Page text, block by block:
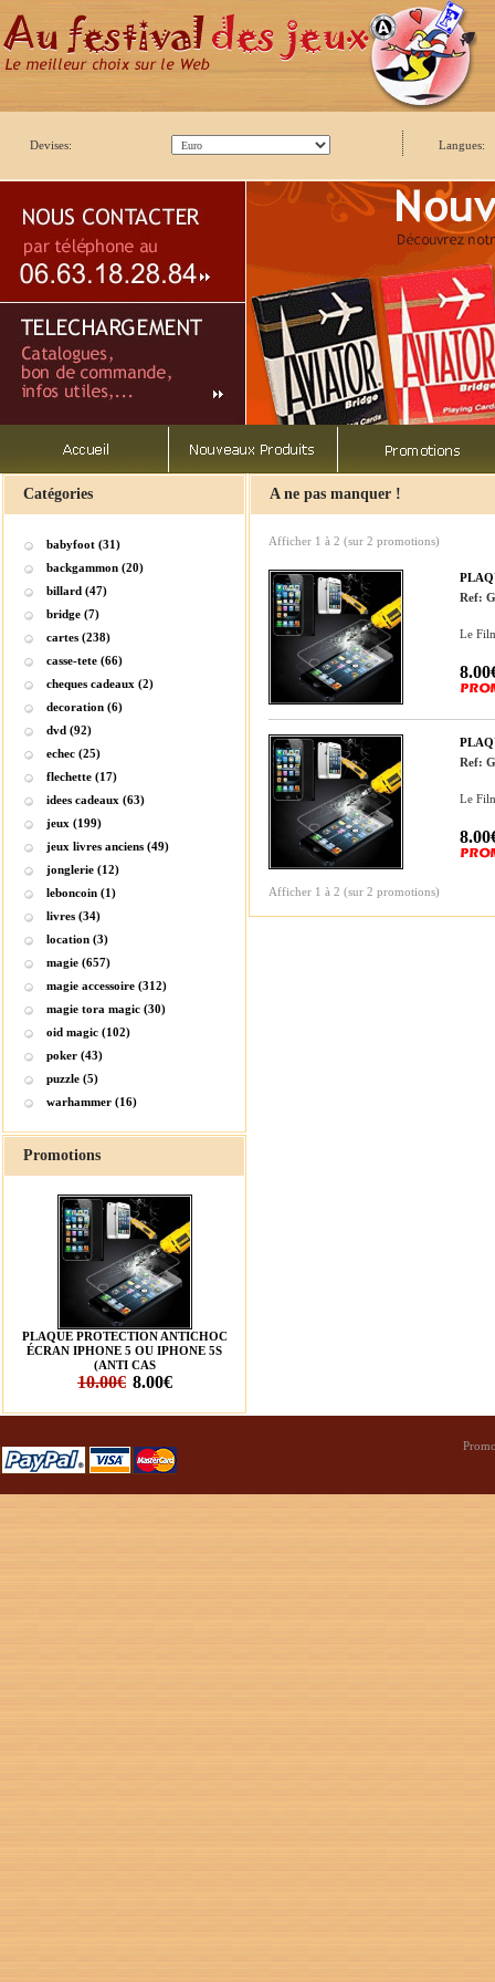
Devises: Langues:
Catégories
babyfoot (31)
backgammon (20)
billard (47)
bridge (7)
cartes (238)
casse-tete (66)
cheques cadeaux (2)
decoration (6)
dvd (92)
echec (25)
flechette (17)
idees cadeaux (63)
jeux (199)
jeux livres anciens (49)
jonglerie (12)
leboncoin (1)
livres (34)
location (3)
magie (657)
magie accessoire (312)
magie tora magic (30)
oid magic (102)
poker (43)
puzzle (5)
warhammer (16)
Promotions
PLAQUE PROTECTION ANTICHOC
ÉCRAN IPHONE 5 OU IPHONE 5S
(ANTI CAS
10.00€ 8.00€
A ne pas manquer !
Afficher 1 à 2 (sur 2 promotions)
Ref:
Le
Ref:
Le
Afficher 1 à 2 (sur 2 promotions)